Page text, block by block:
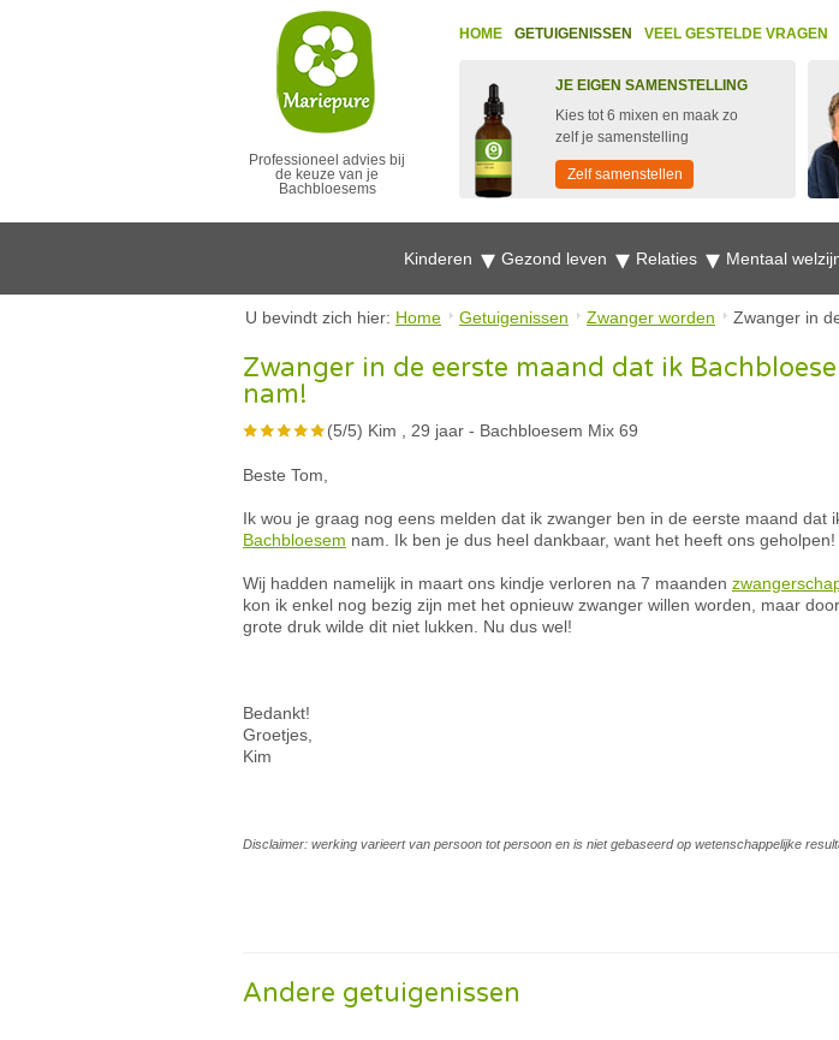
Professioneel advies bij
de keuze van je
Bachbloesems
HOME GETUIGENISSEN VEEL GESTELDE VRAGEN
JE EIGEN SAMENSTELLING
Kies tot 6 mixen en maak zo
zelf je samenstelling
Zelf samenstellen
Kinderen Gezond leven Relaties Mentaal
U bevindt zich hier: Home Getuigenissen Zwanger worden Zwanger in
Zwanger in de eerste maand dat ik
nam!
(5/5) Kim , 29 jaar - Bachbloesem Mix 69
Beste Tom,
Ik wou je graag nog eens melden dat ik zwanger ben in de eerste maand dat
Bachbloesem nam. Ik ben je dus heel dankbaar, want het heeft ons geholpen!
Wij hadden namelijk in maart ons kindje verloren na 7 maanden
kon ik enkel nog bezig zijn met het opnieuw zwanger willen worden, maar
grote druk wilde dit niet lukken. Nu dus wel!
Bedankt!
Groetjes,
Kim
Disclaimer: werking varieert van persoon tot persoon en is niet gebaseerd op wetenschappelijke
Andere getuigenissen